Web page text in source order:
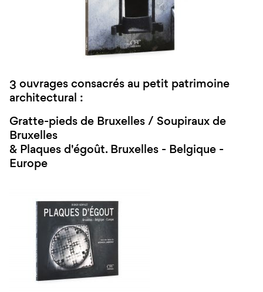
3 ouvrages consacrés au petit patrimoine
architectural :
Gratte-pieds de Bruxelles / Soupiraux de
Bruxelles
& Plaques d'égoût. Bruxelles - Belgique -
Europe